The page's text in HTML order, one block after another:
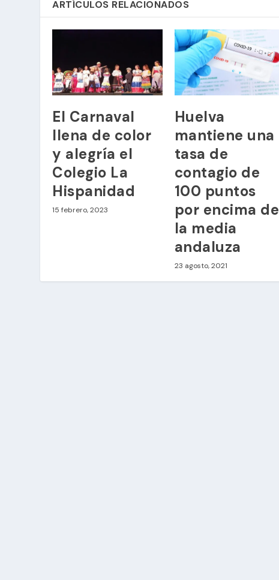
ARTÍCULOS RELACIONADOS
El Carnaval
llena de color
y alegría el
Colegio La
Hispanidad
15 febrero, 2023
Huelva
mantiene una
tasa de
contagio de
100 puntos
por encima de
la media
andaluza
23 agosto, 2021